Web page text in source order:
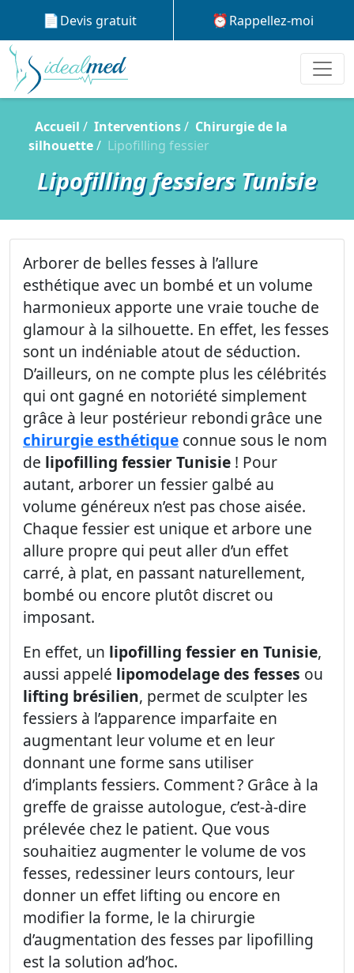
Devis gratuit Rappellez-moi
Accueil Interventions
Chirurgie de la
silhouette
Lipofilling fessier
Lipofilling fessiers Tunisie
Arborer de belles fesses à l’allure
esthétique avec un bombé et un volume
harmonieux apporte une vraie touche de
glamour à la silhouette. En effet, les fesses
sont un indéniable atout de séduction.
D’ailleurs, on ne compte plus les célébrités
qui ont gagné en notoriété simplement
grâce à leur postérieur rebondi grâce une
chirurgie esthétique connue sous le nom
de lipofilling fessier Tunisie ! Pour
autant, arborer un fessier galbé au
volume généreux n’est pas chose aisée.
Chaque fessier est unique et arbore une
allure propre qui peut aller d’un effet
carré, à plat, en passant naturellement,
bombé ou encore plutôt discret ou
imposant.
En effet, un lipofilling fessier en Tunisie,
aussi appelé lipomodelage des fesses ou
lifting brésilien, permet de sculpter les
fessiers à l’apparence imparfaite en
augmentant leur volume et en leur
donnant une forme sans utiliser
d’implants fessiers. Comment ? Grâce à la
greffe de graisse autologue, c’est-à-dire
prélevée chez le patient. Que vous
souhaitiez augmenter le volume de vos
fesses, redessiner leurs contours, leur
donner un effet lifting ou encore en
modifier la forme, le la chirurgie
d’augmentation des fesses par lipofilling
est la solution ad’hoc.